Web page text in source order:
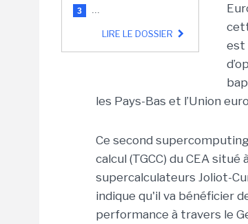
3 ...
LIRE LE DOSSIER
est
les Pays-Bas et l’Union
Ce second
calcul (TGCC) du CEA
supercalculateurs Joliot-
indique qu'il va bénéficier
performance à travers le